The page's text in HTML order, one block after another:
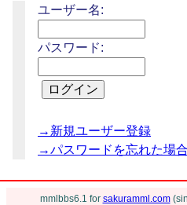
ユーザー名:
パスワード:
→新規ユーザー登録
→パスワードを忘れた場合
mmlbbs6.1 for sakuramml.com